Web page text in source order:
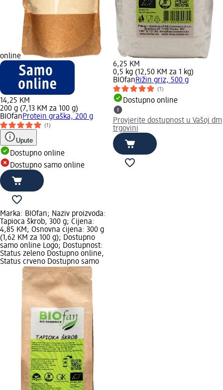
online
14,25 KM
200 g (7,13 KM za 100 g)
BIOfanProtein graška, 200 g
(1)
Upute
Dostupno online
Dostupno samo online
6,25 KM
0,5 kg (12,50 KM za 1 kg)
BIOfanRižin griz, 500 g
(1)
Dostupno online
Provjerite dostupnost u Vašoj dm
trgovini
Marka: BIOfan; Naziv proizvoda:
Tapioca škrob, 300 g; Cijena:
4,85 KM; Osnovna cijena: 300 g
(1,62 KM za 100 g); Dostupno
samo online Logo; Dostupnost:
Status zeleno Dostupno online,
Status crveno Dostupno samo